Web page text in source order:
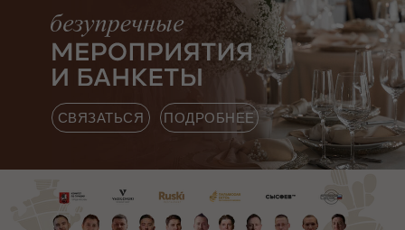
ПОДРОБНЕЕ
СВЯЗАТЬСЯ
ФРАНШИЗА
RUSKI